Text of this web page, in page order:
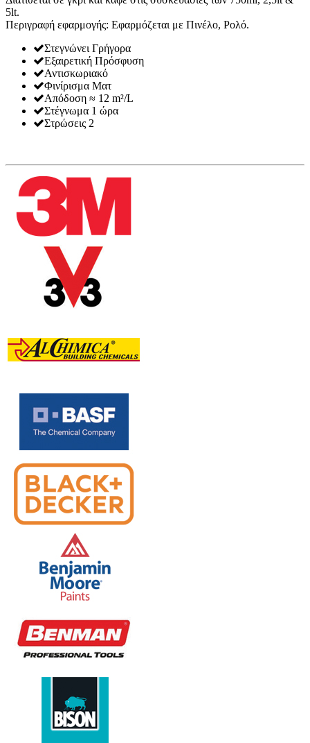
5lt.
Περιγραφή εφαρμογής: Εφαρμόζεται με Πινέλο, Ρολό.
Στεγνώνει Γρήγορα
Εξαιρετική Πρόσφυση
Αντισκωριακό
Φινίρισμα Ματ
Απόδοση ≈ 12 m²/L
Στέγνωμα 1 ώρα
Στρώσεις 2